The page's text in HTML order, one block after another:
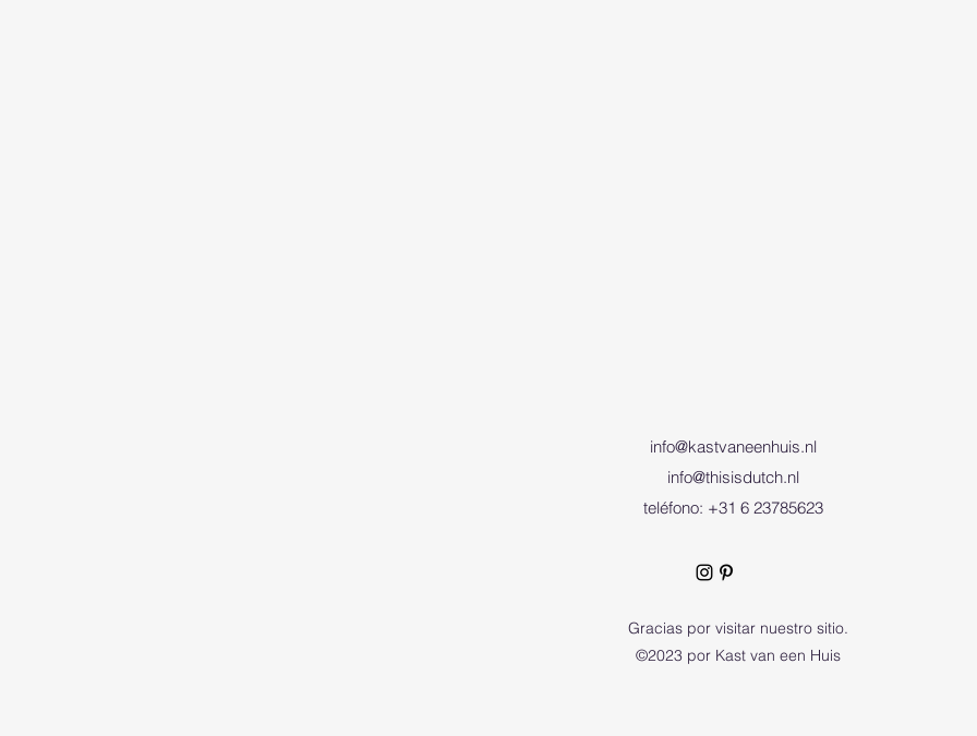
info@kastvaneenhuis.nl
info@thisisdutch.nl
teléfono: +31 6 23785623
Gracias por visitar nuestro sitio.
©2023 por Kast van een Huis